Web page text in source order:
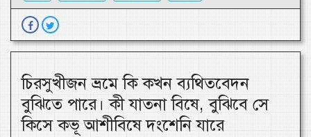
চিরসুখীজন ভ্রমে কি কখন ব্যথিতবেদন
বুঝিতে পারে। কী যাতনা বিষে, বুঝিবে সে
কিসে কভূ আশীবিষে দংশেনি যারে